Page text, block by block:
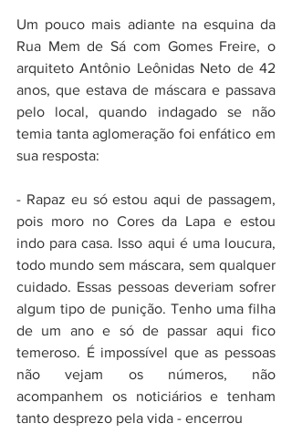
Um pouco mais adiante na esquina da
Rua Mem de Sá com Gomes Freire, o
arquiteto Antônio Leônidas Neto de 42
anos, que estava de máscara e passava
pelo local, quando indagado se não
temia tanta aglomeração foi enfático em
sua resposta:
- Rapaz eu só estou aqui de passagem,
pois moro no Cores da Lapa e estou
indo para casa. Isso aqui é uma loucura,
todo mundo sem máscara, sem qualquer
cuidado. Essas pessoas deveriam sofrer
algum tipo de punição. Tenho uma filha
de um ano e só de passar aqui fico
temeroso. É impossível que as pessoas
não vejam os números, não
acompanhem os noticiários e tenham
tanto desprezo pela vida - encerrou